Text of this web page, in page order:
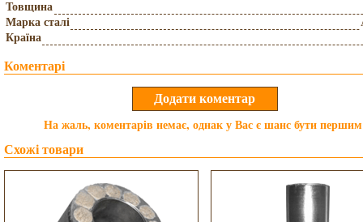
Товщина
Марка сталі
Країна
Коментарі
На жаль, коментарів немає, однак у Вас є шанс бути
Схожі товари